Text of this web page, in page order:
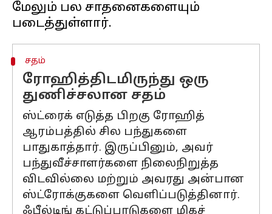
மேலும் பல சாதனைகளையும்
சதம்
ரோஹித்திடமிருந்து ஒரு
துணிச்சலான சதம்
ஸ்ட்ரைக் எடுத்த பிறகு ரோஹித்
ஆரம்பத்தில் சில பந்துகளை
பாதுகாத்தார். இருப்பினும், அவர்
பந்துவீச்சாளர்களை நிலைநிறுத்த
விடவில்லை மற்றும் அவரது அன்பான
ஸ்ட்ரோக்குகளை வெளிப்படுத்தினார்.